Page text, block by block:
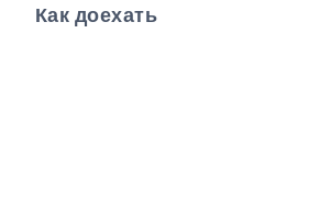
Как доехать